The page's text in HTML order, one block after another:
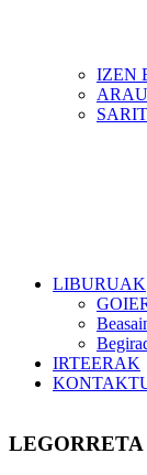
IZEN
LIBURUAK
IRTEERAK
LEGORRETA